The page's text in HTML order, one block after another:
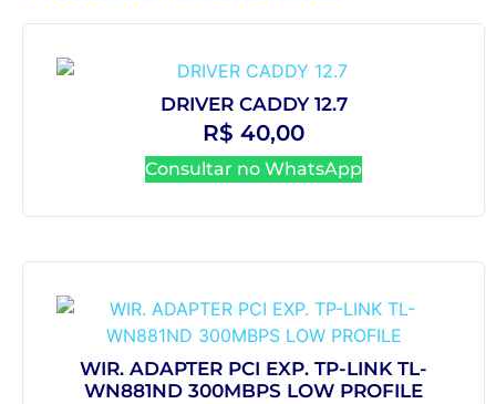
DRIVER CADDY 12.7
R$ 40,00
Consultar no WhatsApp
WIR. ADAPTER PCI EXP. TP-LINK TL-
WN881ND 300MBPS LOW PROFILE